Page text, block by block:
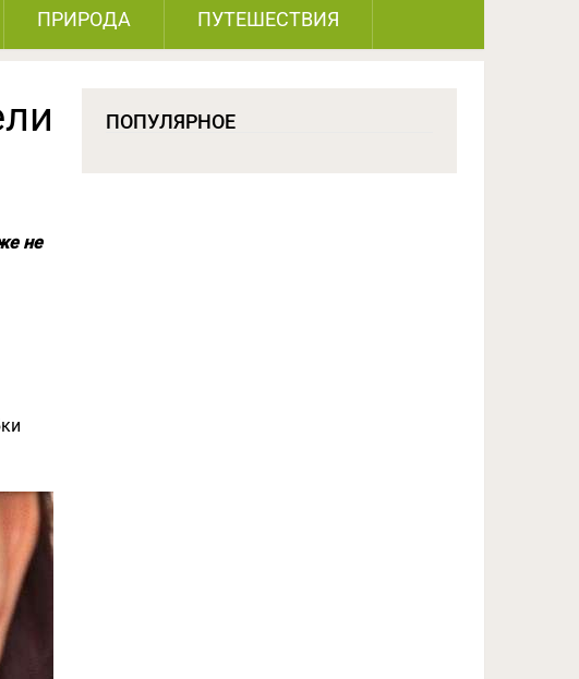
ПРИРОДА ПУТЕШЕСТВИЯ
не
ПОПУЛЯРНОЕ